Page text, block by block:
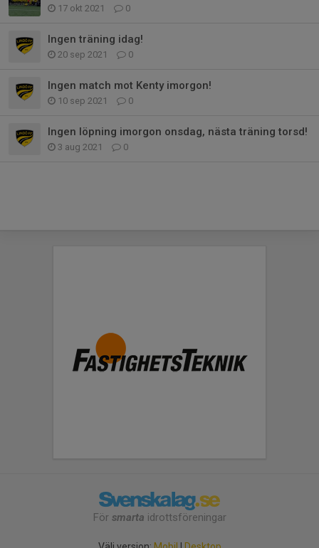
17 okt 2021 0
Ingen träning idag!
20 sep 2021 0
Ingen match mot Kenty imorgon!
10 sep 2021 0
Ingen löpning imorgon onsdag, nästa träning torsd!
3 aug 2021 0
För smarta idrottsföreningar